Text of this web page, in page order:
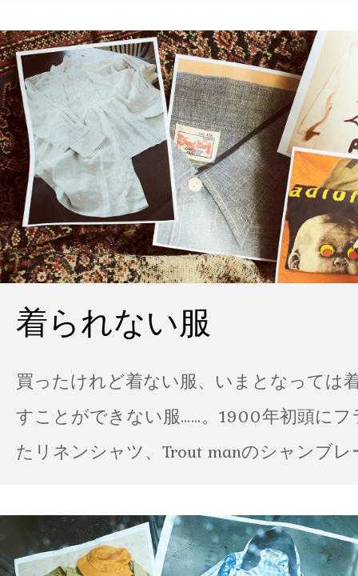
着られない服
買ったけれど着ない服、いまとなっては
すことができない服……。1900年初頭に
たリネンシャツ、Trout manのシャンブ